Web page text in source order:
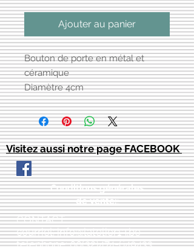
Ajouter au panier
Bouton de porte en métal et
céramique
Diamètre 4cm
Visitez aussi notre page FACEBOOK
Conditions générales
de vente::
CONTACT:
courriel:info@latelier13.be
téléphone:00(32)474-649433